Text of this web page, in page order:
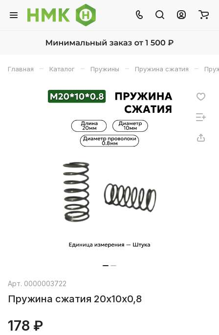
Главная – Каталог – Пружины – Пружина сжатия –
Арт. 0000003722
Пружина сжатия 20х10х0,8
178 ₽